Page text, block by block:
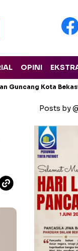
OPINI
Guncang Kota
Posts by